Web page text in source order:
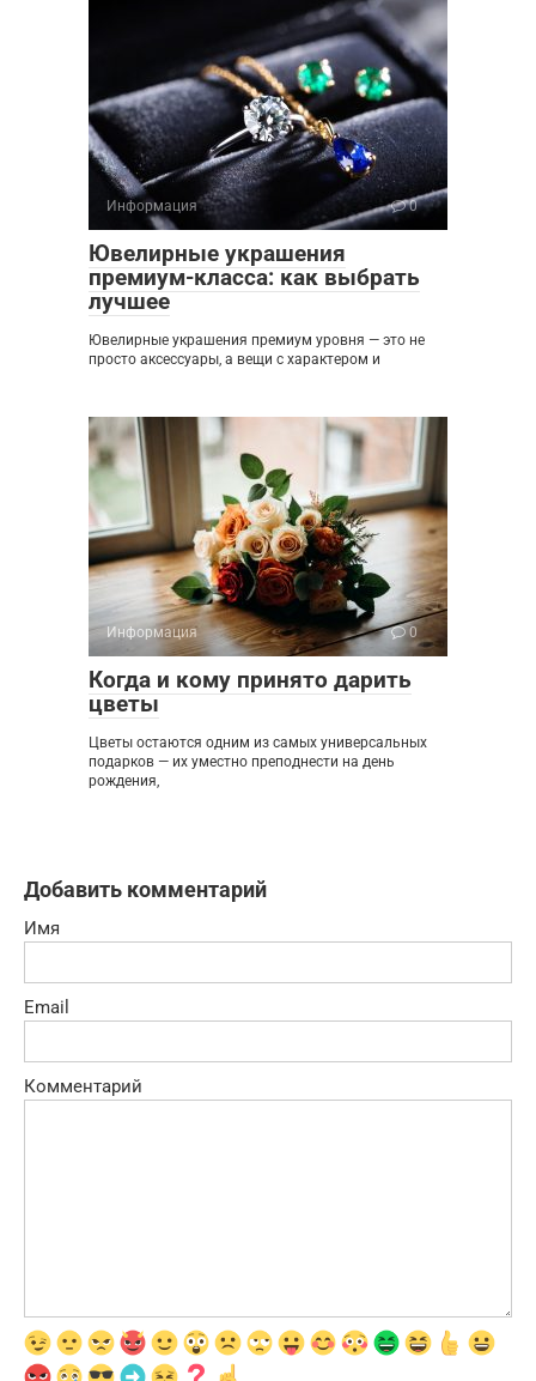
Информация 0
Ювелирные украшения
премиум-класса: как выбрать
лучшее
Ювелирные украшения премиум уровня — это не
просто аксессуары, а вещи с характером и
Информация 0
Когда и кому принято дарить
цветы
Цветы остаются одним из самых универсальных
подарков — их уместно преподнести на день
рождения,
Добавить комментарий
Имя
Email
Комментарий